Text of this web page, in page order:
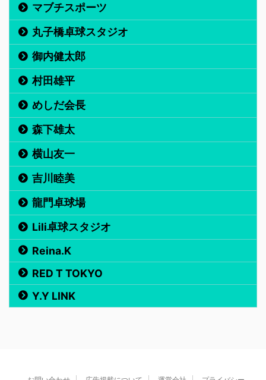
マブチスポーツ
丸子橋卓球スタジオ
御内健太郎
村田雄平
めしだ会長
森下雄太
横山友一
吉川睦美
龍門卓球場
Lili卓球スタジオ
Reina.K
RED T TOKYO
Y.Y LINK